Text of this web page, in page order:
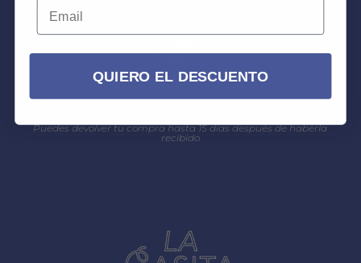
Podrás financiar tu compra en nuestras plataformas de pago
Puedes devolver tu compra hasta 15 días después de haberla
recibido
QUIERO EL DESCUENTO